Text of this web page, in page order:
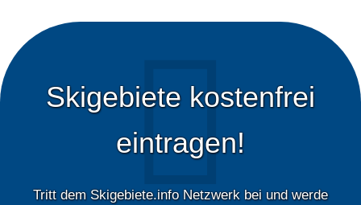
Skigebiete kostenfrei
eintragen!
Tritt dem Skigebiete.info Netzwerk bei und werde